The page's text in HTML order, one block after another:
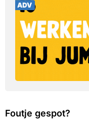
Foutje gespot?